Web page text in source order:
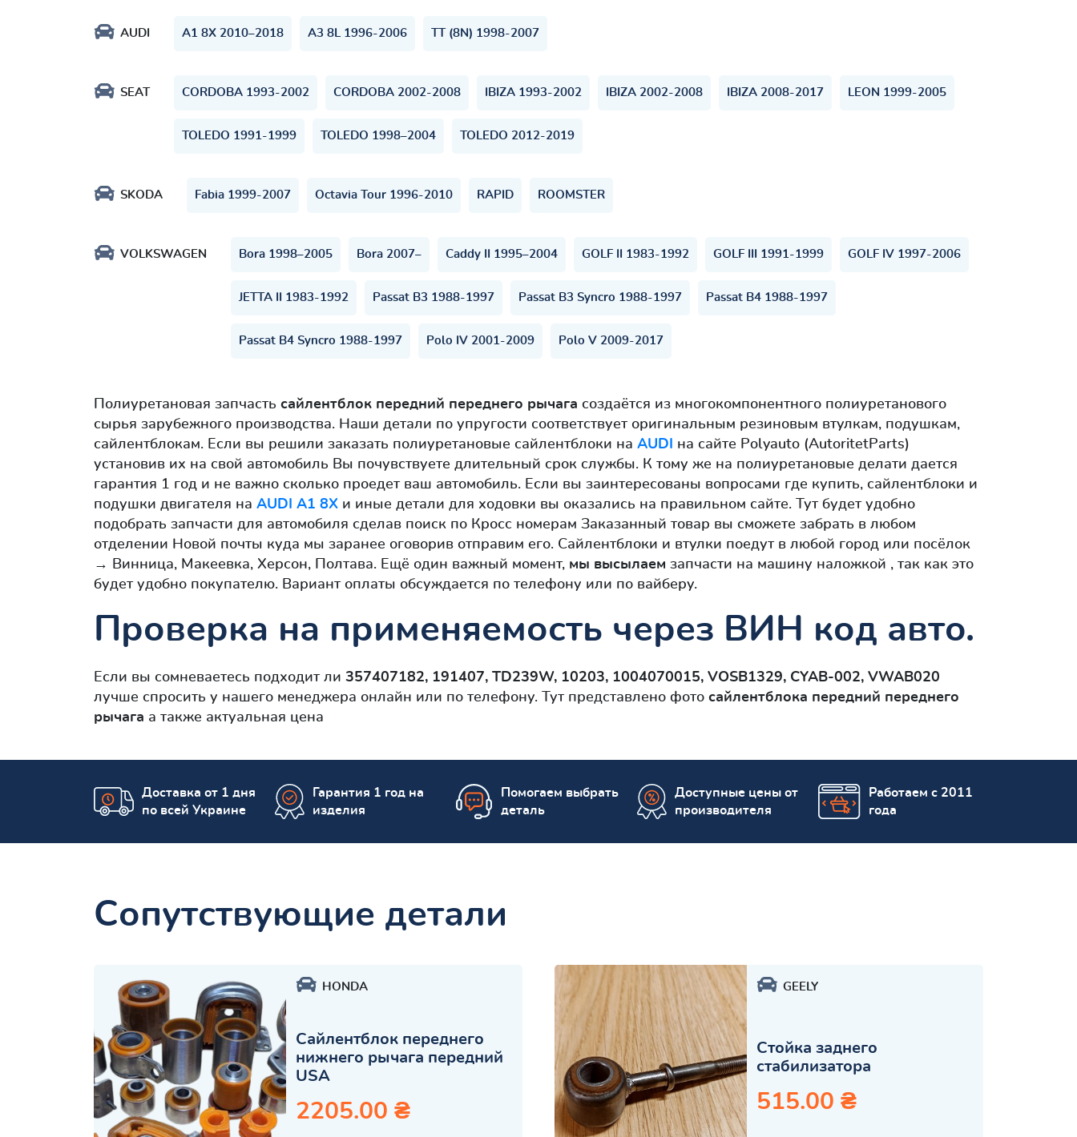
AUDI A1 8X 2010–2018 A3 8L 1996-2006 TT (8N) 1998-2007
SEAT CORDOBA 1993-2002 CORDOBA 2002-2008 IBIZA 1993-2002 IBIZA 2002-2008 IBIZA 2008-2017 LEON 1999-2005
TOLEDO 1991-1999 TOLEDO 1998–2004 TOLEDO 2012-2019
SKODA Fabia 1999-2007 Octavia Tour 1996-2010 RAPID ROOMSTER
VOLKSWAGEN Bora 1998–2005 Bora 2007– Caddy II 1995–2004 GOLF II 1983-1992 GOLF III 1991-1999 GOLF IV 1997-2006
JETTA II 1983-1992 Passat B3 1988-1997 Passat B3 Syncro 1988-1997 Passat B4 1988-1997
Passat B4 Syncro 1988-1997 Polo IV 2001-2009 Polo V 2009-2017
Полиуретановая запчасть сайлентблок передний переднего рычага создаётся из многокомпонентного полиуретанового
сырья зарубежного производства. Наши детали по упругости соответствует оригинальным резиновым втулкам, подушкам,
сайлентблокам. Если вы решили заказать полиуретановые сайлентблоки на AUDI на сайте Polyauto (AutoritetParts)
установив их на свой автомобиль Вы почувствуете длительный срок службы. К тому же на полиуретановые делати дается
гарантия 1 год и не важно сколько проедет ваш автомобиль. Если вы заинтересованы вопросами где купить, сайлентблоки и
подушки двигателя на AUDI A1 8X и иные детали для ходовки вы оказались на правильном сайте. Тут будет удобно
подобрать запчасти для автомобиля сделав поиск по Кросс номерам Заказанный товар вы сможете забрать в любом
отделении Новой почты куда мы заранее оговорив отправим его. Сайлентблоки и втулки поедут в любой город или посёлок
→ Винница, Макеевка, Херсон, Полтава. Ещё один важный момент, мы высылаем запчасти на машину наложкой , так как это
будет удобно покупателю. Вариант оплаты обсуждается по телефону или по вайберу.
Проверка на применяемость через ВИН код авто.
Если вы сомневаетесь подходит ли 357407182, 191407, TD239W, 10203, 1004070015, VOSB1329, CYAB-002, VWAB020
лучше спросить у нашего менеджера онлайн или по телефону. Тут представлено фото сайлентблокa передний переднего
рычага а также актуальная цена
Доставка от 1 дня
по всей Украине
Гарантия 1 год на
изделия
Помогаем выбрать
деталь
Доступные цены от
производителя
Работаем с 2011
года
Сопутствующие детали
HONDA
Сайлентблок переднего
нижнего рычага передний
USA
2205.00 ₴
GEELY
Стойка заднего
стабилизатора
515.00 ₴